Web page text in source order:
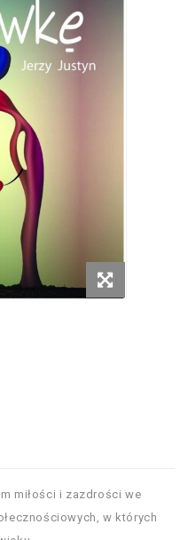
miłości i zazdrości we
w których